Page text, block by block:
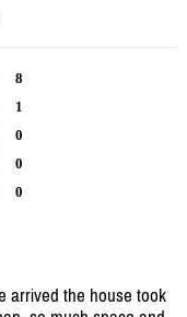
8
1
0
0
0
arrived the house took